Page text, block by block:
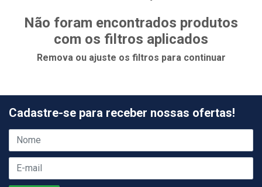
Não foram encontrados produtos
com os filtros aplicados
Remova ou ajuste os filtros para continuar
Cadastre-se para receber nossas ofertas!